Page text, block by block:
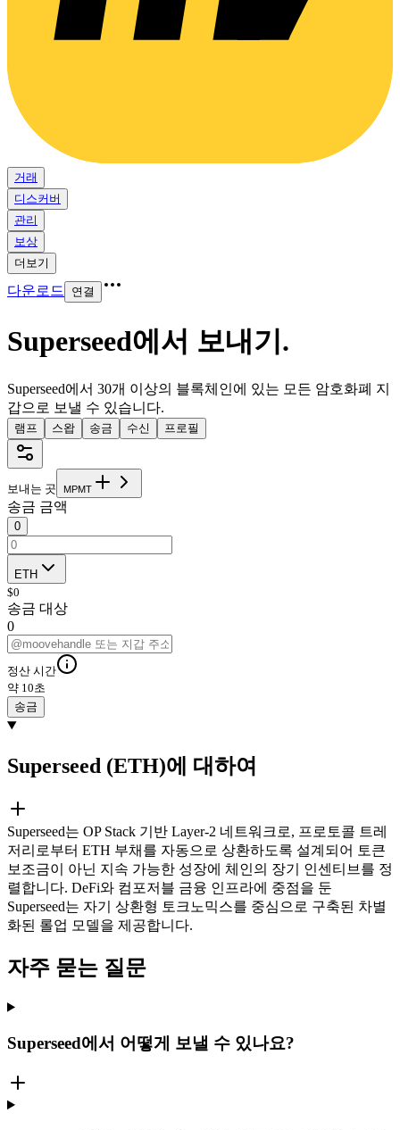
거래
디스커버
관리
보상
더보기
다운로드 연결
Superseed에서 보내기.
Superseed에서 30개 이상의 블록체인에 있는 모든 암호화폐 지
갑으로 보낼 수 있습니다.
램프 스왑 송금 수신 프로필
보내는 곳 MPMT
송금 금액
0
ETH
$0
송금 대상
0
정산 시간
약 10초
송금
Superseed (ETH)에 대하여
Superseed는 OP Stack 기반 Layer-2 네트워크로, 프로토콜 트레
저리로부터 ETH 부채를 자동으로 상환하도록 설계되어 토큰
보조금이 아닌 지속 가능한 성장에 체인의 장기 인센티브를 정
렬합니다. DeFi와 컴포저블 금융 인프라에 중점을 둔
Superseed는 자기 상환형 토크노믹스를 중심으로 구축된 차별
화된 롤업 모델을 제공합니다.
자주 묻는 질문
Superseed에서 어떻게 보낼 수 있나요?